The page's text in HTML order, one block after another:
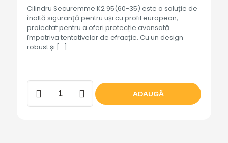
Cilindru Securemme K2 95(60-35) este o soluție de
înaltă siguranță pentru uși cu profil european,
proiectat pentru a oferi protecție avansată
împotriva tentativelor de efracție. Cu un design
robust și […]
Cantitate
Cilindru
K2
ADAUGĂ